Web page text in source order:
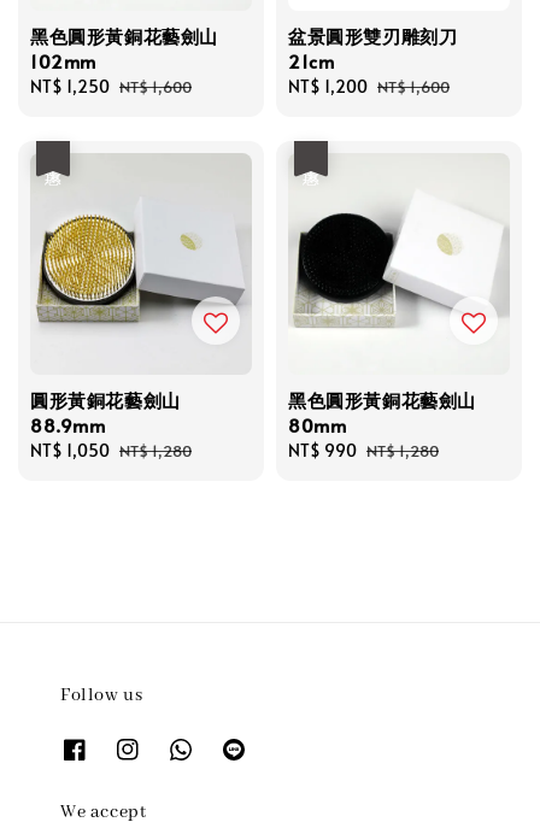
黑色圓形黃銅花藝劍山
102mm
Sale
NT$ 1,250 Regular
NT$ 1,600
盆景圓形雙刃雕刻刀
21cm
Sale
NT$ 1,200 Regular
NT$ 1,600
圓形黃銅花藝劍山
88.9mm
Sale
NT$ 1,050 Regular
NT$ 1,280
黑色圓形黃銅花藝劍山
80mm
Sale
NT$ 990 Regular
NT$ 1,280
Follow us
We accept